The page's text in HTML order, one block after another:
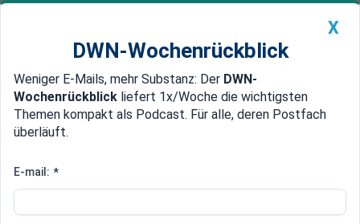
Newsticker MEIN DWN: Geldanlage Premium
Edelmetalle DWN-Magazin China
Gegenseitige Absicherung
Sparkassen machen ihre
Einlagensicherung wetterfest
X
DWN-Wochenrückblick
Weniger E-Mails, mehr Substanz: Der DWN-
Wochenrückblick liefert 1x/Woche die wichtigsten
Themen kompakt als Podcast. Für alle, deren Postfach
überläuft.
E-mail: *